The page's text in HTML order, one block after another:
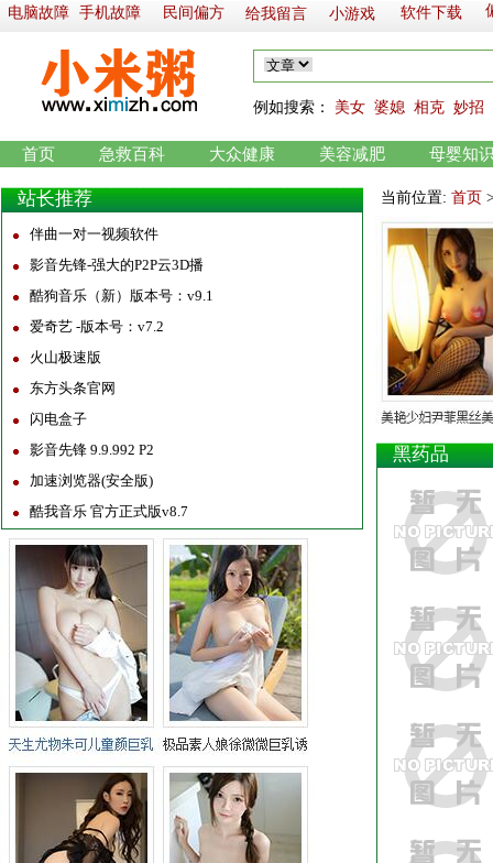
首页 急救百科 大众健康 美容减肥 母婴知
软件下载
小游戏
手机故障 民间偏方 给我留言
例如搜索： 美女 婆媳 相克 妙招
电脑故障
站长推荐
伴曲一对一视频软件
影音先锋-强大的P2P云3D播
酷狗音乐（新）版本号：v9.1
爱奇艺 -版本号：v7.2
火山极速版
东方头条官网
闪电盒子
影音先锋 9.9.992 P2
加速浏览器(安全版)
酷我音乐 官方正式版v8.7
当前位置: 首页
黑药品